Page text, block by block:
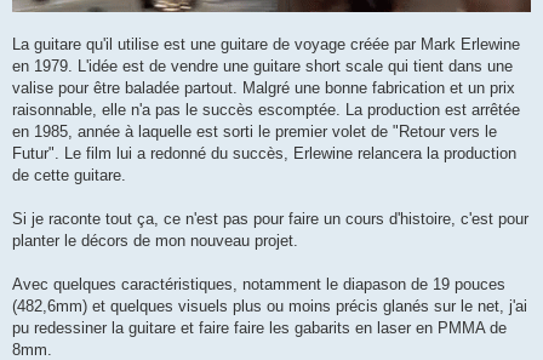
La guitare qu'il utilise est une guitare de voyage créée par Mark Erlewine
en 1979. L'idée est de vendre une guitare short scale qui tient dans une
valise pour être baladée partout. Malgré une bonne fabrication et un prix
raisonnable, elle n'a pas le succès escomptée. La production est arrêtée
en 1985, année à laquelle est sorti le premier volet de "Retour vers le
Futur". Le film lui a redonné du succès, Erlewine relancera la production
de cette guitare.
Si je raconte tout ça, ce n'est pas pour faire un cours d'histoire, c'est pour
planter le décors de mon nouveau projet.
Avec quelques caractéristiques, notamment le diapason de 19 pouces
(482,6mm) et quelques visuels plus ou moins précis glanés sur le net, j'ai
pu redessiner la guitare et faire faire les gabarits en laser en PMMA de
8mm.